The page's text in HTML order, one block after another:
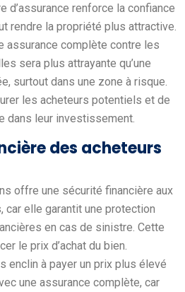
d’assurance renforce la confiance
rendre la propriété plus attractive.
assurance complète contre les
sera plus attrayante qu’une
surtout dans une zone à risque.
les acheteurs potentiels et de
dans leur investissement.
des acheteurs
offre une sécurité financière aux
car elle garantit une protection
en cas de sinistre. Cette
le prix d’achat du bien.
enclin à payer un prix plus élevé
une assurance complète, car